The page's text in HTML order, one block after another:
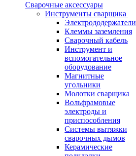
Сварочные аксессуары
Инструменты сварщика
Электрододержатели
Клеммы заземления
Сварочный кабель
Инструмент и
вспомогательное
оборудование
Магнитные
угольники
Молотки сварщика
Вольфрамовые
электроды и
приспособления
Системы вытяжки
сварочных дымов
Керамические